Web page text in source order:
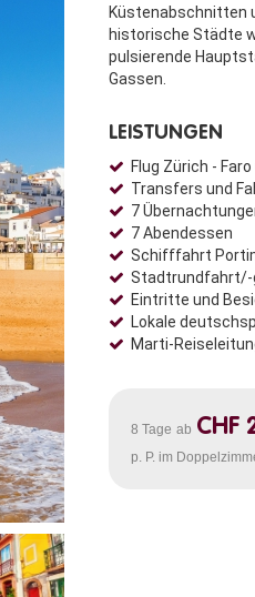
Küstenabschnitten
historische Städte
pulsierende
Gassen.
LEISTUNGEN
Flug Zürich -
Transfers und
7
7 Abendessen
Schifffahrt
Stadtrundfahrt/-
Eintritte und
Lokale
Marti-
8 Tage ab CHF
p. P. im